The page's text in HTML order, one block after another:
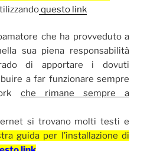
questo link
che ha provveduto a
sua piena responsabilità
di apportare i dovuti
a far funzionare sempre
che rimane sempre a
si trovano molti testi e
guida per l’installazione di